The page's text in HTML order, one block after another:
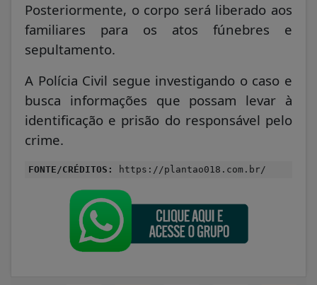
Posteriormente, o corpo será liberado aos
familiares para os atos fúnebres e
sepultamento.
A Polícia Civil segue investigando o caso e
busca informações que possam levar à
identificação e prisão do responsável pelo
crime.
FONTE/CRÉDITOS: https://plantao018.com.br/